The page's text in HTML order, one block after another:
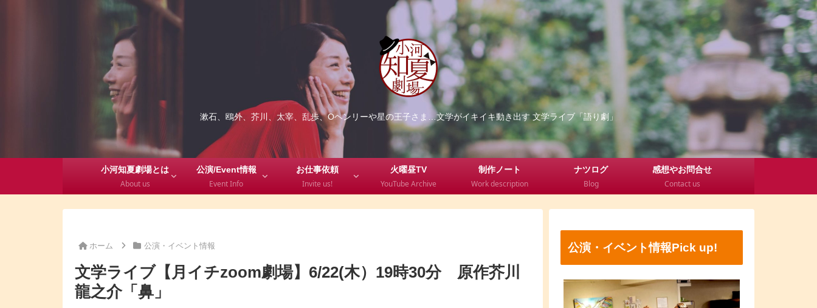
漱石、鴎外、芥川、太宰、乱歩、Oヘンリーや星の王子さま…文学がイキイキ動き出す 文学ライブ「語り劇」
小河知夏劇場とは
About us
公演/Event情報
Event Info
お仕事依頼
Invite us!
火曜昼TV
YouTube Archive
制作ノート
Work description
ナツログ
Blog
感想やお問合せ
Contact us
ホーム 公演・イベント情報
文学ライブ【月イチzoom劇場】6/22(木）19時30分 原作芥川
龍之介「鼻」
公演・イベント情報Pick up!